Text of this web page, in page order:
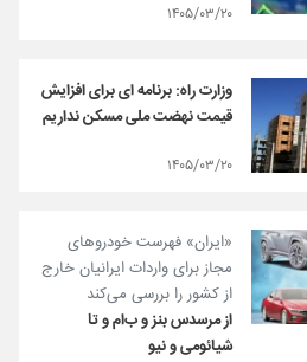
۱۴۰۵/۰۳/۲۰
وزارت راه: برنامه ای برای افزایش
قیمت نهضت ملی مسکن نداریم
۱۴۰۵/۰۳/۲۰
«ایران» فهرست خودروهای
مجاز برای واردات ایرانیان خارج
از کشور را بررسی می‌کند
از مرسدس بنز و ب‌ام و تا
شیائومی و نیو